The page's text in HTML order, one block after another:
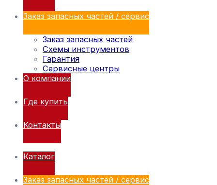
Заказ запасных частей / сервис
Заказ запасных частей
Схемы инструментов
Гарантия
Сервисные центры
О компании
Где купить
Контакты
Каталог
Заказ запасных частей / сервис